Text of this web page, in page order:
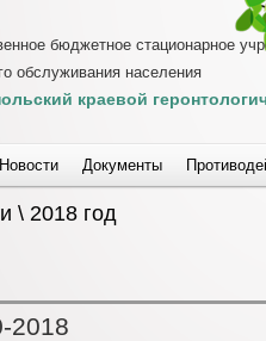
бюджетное стационарное
обслуживания населения
краевой
Новости Документы
\ 2018 год
2018